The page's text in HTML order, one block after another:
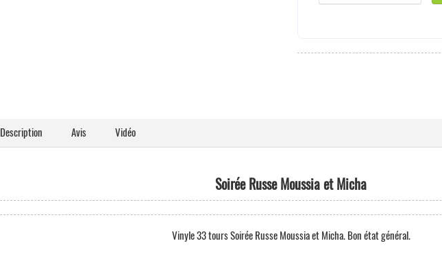
Description Avis Vidéo
Soirée Russe Moussia et Micha
Vinyle 33 tours Soirée Russe Moussia et Micha. Bon état général.